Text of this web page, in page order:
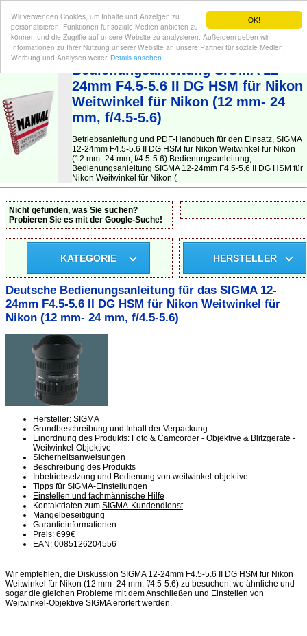
OK!
Wir verwenden Cookies, um Inhalte und Anzeigen zu
personalisieren, Funktionen für soziale Medien anbieten zu
können und die Zugriffe auf unsere Website zu analysieren. Außerdem geben wir
Informationen zu Ihrer Nutzung unserer Website an unsere Partner für soziale Medien,
Werbung und Analysen weiter. Details ansehen
BEDIENUNGSANLEITUNG| Hier finden Sie die deutsche Anleitung!
Bedienungsanleitung SIGMA 12-
24mm F4.5-5.6 II DG HSM für Nikon
Weitwinkel für Nikon (12 mm- 24
mm, f/4.5-5.6)
Betriebsanleitung und PDF-Handbuch für den Einsatz, SIGMA
12-24mm F4.5-5.6 II DG HSM für Nikon Weitwinkel für Nikon
(12 mm- 24 mm, f/4.5-5.6) Bedienungsanleitung,
Bedienungsanleitung SIGMA 12-24mm F4.5-5.6 II DG HSM für
Nikon Weitwinkel für Nikon (
Nicht gefunden, was Sie suchen?
Probieren Sie es mit der Google-Suche!
KATEGORIE HERSTELLER
Deutsche Bedienungsanleitung für das SIGMA 12-
24mm F4.5-5.6 II DG HSM für Nikon Weitwinkel für
Nikon (12 mm- 24 mm, f/4.5-5.6)
Hersteller: SIGMA
Grundbeschreibung und Inhalt der Verpackung
Einordnung des Produkts: Foto & Camcorder - Objektive & Blitzgeräte -
Weitwinkel-Objektive
Sicherheitsanweisungen
Beschreibung des Produkts
Inbetriebsetzung und Bedienung von weitwinkel-objektive
Tipps für SIGMA-Einstellungen
Einstellen und fachmännische Hilfe
Kontaktdaten zum SIGMA-Kundendienst
Mängelbeseitigung
Garantieinformationen
Preis: 699€
EAN: 0085126204556
Wir empfehlen, die Diskussion SIGMA 12-24mm F4.5-5.6 II DG HSM für Nikon
Weitwinkel für Nikon (12 mm- 24 mm, f/4.5-5.6) zu besuchen, wo ähnliche und
sogar die gleichen Probleme mit dem Anschließen und Einstellen von
Weitwinkel-Objektive SIGMA erörtert werden.